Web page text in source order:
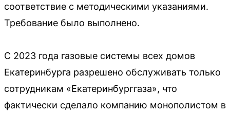
соответствие с методическими указаниями.
Требование было выполнено.
С 2023 года газовые системы всех домов
Екатеринбурга разрешено обслуживать только
сотрудникам «Екатеринбурггаза», что
фактически сделало компанию монополистом в